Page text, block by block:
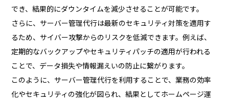
でき、結果的にダウンタイムを減少させることが可能です。
さらに、サーバー管理代行は最新のセキュリティ対策を適用す
るため、サイバー攻撃からのリスクを低減できます。例えば、
定期的なバックアップやセキュリティパッチの適用が行われる
ことで、データ損失や情報漏えいの防止に繋がります。
このように、サーバー管理代行を利用することで、業務の効率
化やセキュリティの強化が図られ、結果としてホームページ運